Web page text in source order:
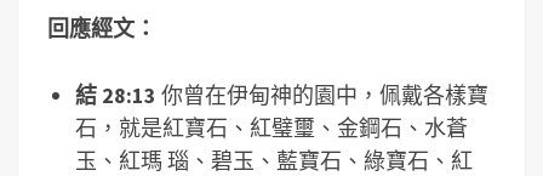
回應經文：
結 28:13 你曾在伊甸神的園中，佩戴各樣寶
石，就是紅寶石、紅璧璽、金鋼石、水蒼
玉、紅瑪 瑙、碧玉、藍寶石、綠寶石、紅